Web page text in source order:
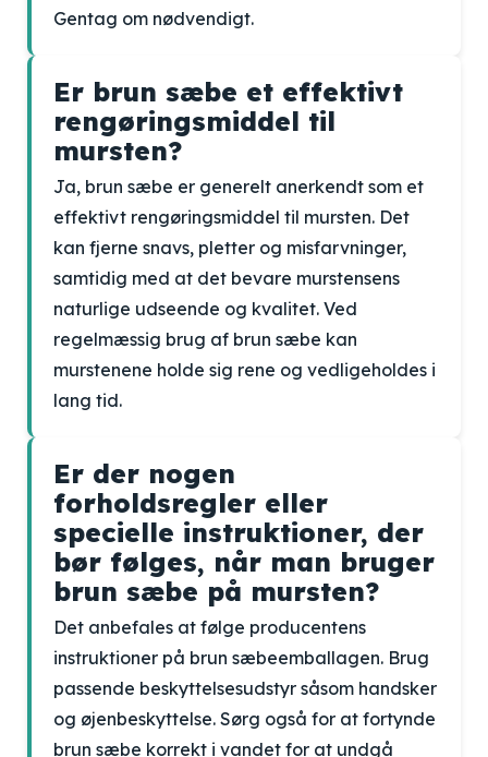
Gentag om nødvendigt.
Er brun sæbe et effektivt
rengøringsmiddel til
mursten?
Ja, brun sæbe er generelt anerkendt som et
effektivt rengøringsmiddel til mursten. Det
kan fjerne snavs, pletter og misfarvninger,
samtidig med at det bevare murstensens
naturlige udseende og kvalitet. Ved
regelmæssig brug af brun sæbe kan
murstenene holde sig rene og vedligeholdes i
lang tid.
Er der nogen
forholdsregler eller
specielle instruktioner, der
bør følges, når man bruger
brun sæbe på mursten?
Det anbefales at følge producentens
instruktioner på brun sæbeemballagen. Brug
passende beskyttelsesudstyr såsom handsker
og øjenbeskyttelse. Sørg også for at fortynde
brun sæbe korrekt i vandet for at undgå